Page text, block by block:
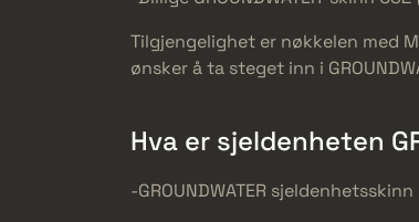
Tilgjengelighet er nøkkelen med
ønsker å ta steget inn i
Hva er sjeldenheten
-GROUNDWATER sjeldenhetsskinn